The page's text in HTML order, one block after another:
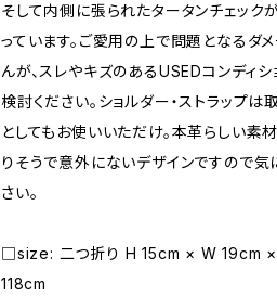
そして内側に張られたタータンチェック
っています。ご愛用の上で問題となるダ
んが、スレやキズのあるUSEDコンディ
検討ください。ショルダー・ストラップは
としてもお使いいただけ。本革らしい素
りそうで意外にないデザインですので
さい。
□size: 二つ折り H 15cm × W 19cm ×
118cm